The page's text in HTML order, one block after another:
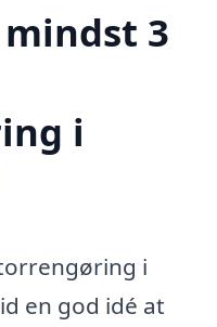
3
i
i
en god idé at